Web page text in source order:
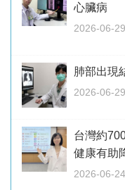
心臟病
2026-06-
肺部出現
2026-06-
台灣約
健康有助
2026-06-